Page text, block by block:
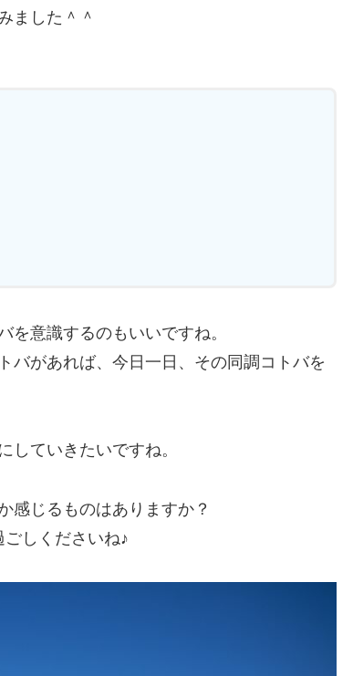
ました＾＾
意識するのもいいですね。
バがあれば、今日一日、その同調コトバを
していきたいですね。
感じるものはありますか？
しくださいね♪